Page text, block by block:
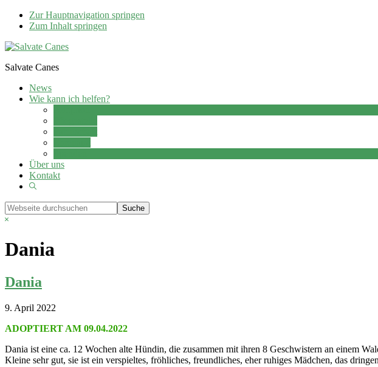
Zur Hauptnavigation springen
Zum Inhalt springen
Salvate Canes
News
Wie kann ich helfen?
Über uns
Kontakt
Show
Webseite
durchsuchen
Hide
Dania
Dania
9. April 2022
ADOPTIERT AM 09.04.2022
Dania ist eine ca. 12 Wochen alte Hündin, die zusammen mit ihren 8 Geschwistern an einem
Kleine sehr gut, sie ist ein verspieltes, fröhliches, freundliches, eher ruhiges Mädchen, das